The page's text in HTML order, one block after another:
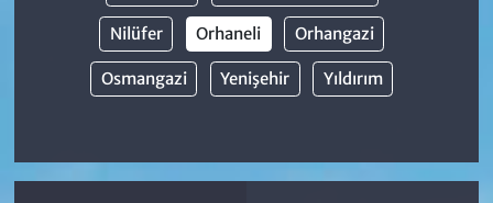
Nilüfer Orhaneli Orhangazi
Osmangazi Yenişehir Yıldırım